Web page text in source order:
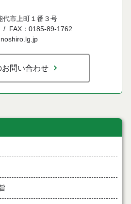
代市上町１番３号
FAX：0185-89-1762
お問い合わせ